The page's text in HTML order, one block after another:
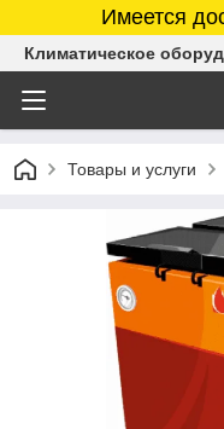
Имеется
Климатическое
Товары и услуги